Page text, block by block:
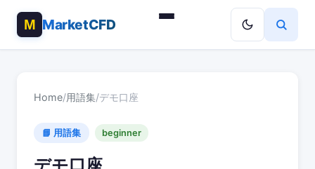
MarketCFD
Home/用語集/デモ口座
📘 用語集 beginner